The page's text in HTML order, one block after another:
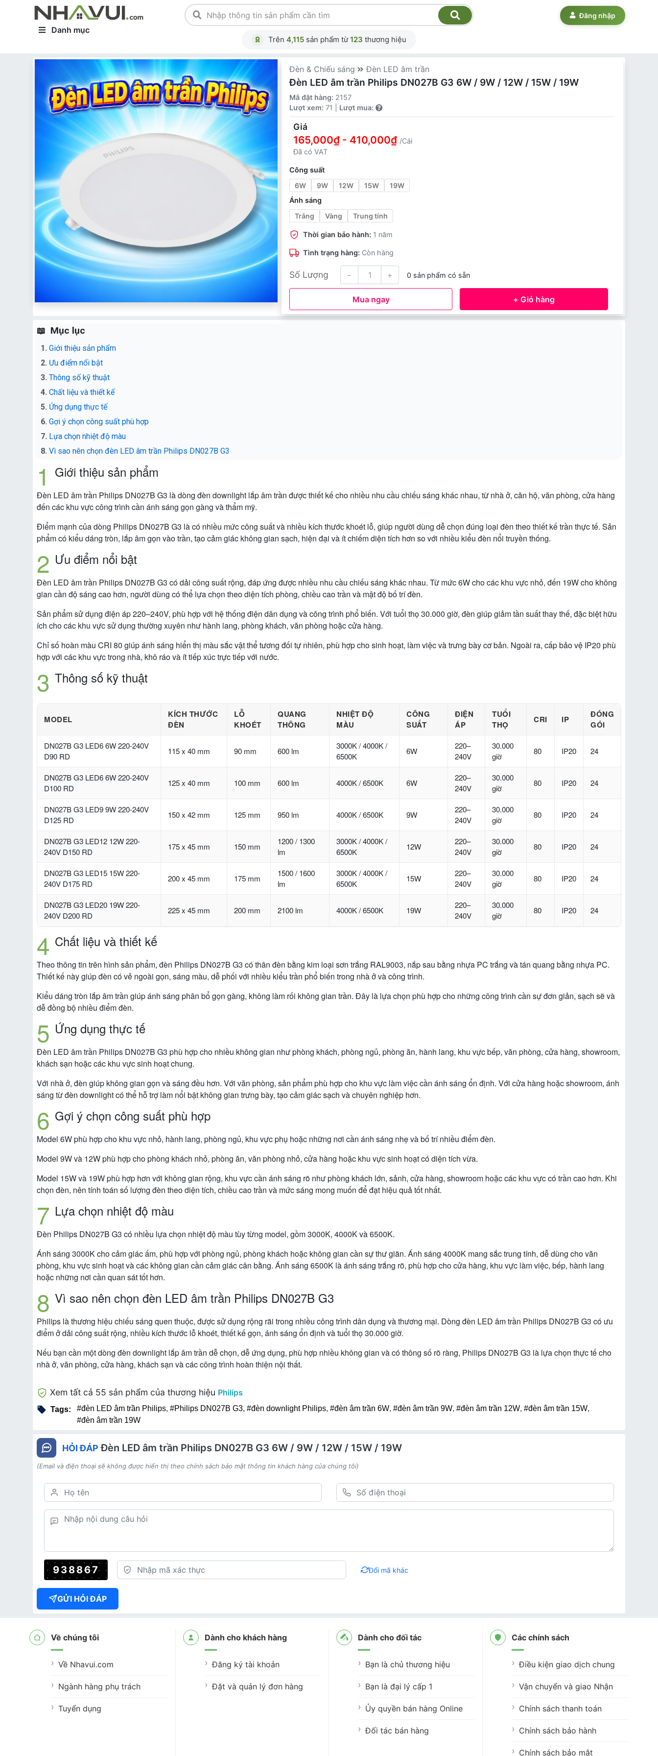
Danh mục
Trên 4,115 sản phẩm từ123 thương hiệu
Đăng nhập
Đèn & Chiếu sáng Đèn LED âm trần
Đèn LED âm trần Philips DN027B G3 6W / 9W / 12W / 15W / 19W
Mã đặt hàng: 2157
Lượt xem: 71 | Lượt mua:
Giá
165,000₫ - 410,000₫ /Cái
Đã có VAT
Công suất
6W
9W 12W 15W
19W
Ánh sáng
Trắng
Vàng Trung tính
Thời gian bảo hành: 1 năm
Tình trạng hàng: Còn hàng
Số Lượng − + 0 sản phẩm có sẵn
Mua ngay + Giỏ hàng
Mục lục
Giới thiệu sản phẩm
Ưu điểm nổi bật
Thông số kỹ thuật
Chất liệu và thiết kế
Ứng dụng thực tế
Gợi ý chọn công suất phù hợp
Lựa chọn nhiệt độ màu
Vì sao nên chọn đèn LED âm trần Philips DN027B G3
Giới thiệu sản phẩm
Đèn LED âm trần Philips DN027B G3 là dòng đèn downlight lắp âm trần được thiết kế cho nhiều nhu cầu chiếu sáng khác nhau, từ nhà ở, căn hộ, văn phòng, cửa hàng
đến các khu vực công trình cần ánh sáng gọn gàng và thẩm mỹ.
Điểm mạnh của dòng Philips DN027B G3 là có nhiều mức công suất và nhiều kích thước khoét lỗ, giúp người dùng dễ chọn đúng loại đèn theo thiết kế trần thực tế. Sản
phẩm có kiểu dáng tròn, lắp âm gọn vào trần, tạo cảm giác không gian sạch, hiện đại và ít chiếm diện tích hơn so với nhiều kiểu đèn nổi truyền thống.
Ưu điểm nổi bật
Đèn LED âm trần Philips DN027B G3 có dải công suất rộng, đáp ứng được nhiều nhu cầu chiếu sáng khác nhau. Từ mức 6W cho các khu vực nhỏ, đến 19W cho không
gian cần độ sáng cao hơn, người dùng có thể lựa chọn theo diện tích phòng, chiều cao trần và mật độ bố trí đèn.
Sản phẩm sử dụng điện áp 220–240V, phù hợp với hệ thống điện dân dụng và công trình phổ biến. Với tuổi thọ 30.000 giờ, đèn giúp giảm tần suất thay thế, đặc biệt hữu
ích cho các khu vực sử dụng thường xuyên như hành lang, phòng khách, văn phòng hoặc cửa hàng.
Chỉ số hoàn màu CRI 80 giúp ánh sáng hiển thị màu sắc vật thể tương đối tự nhiên, phù hợp cho sinh hoạt, làm việc và trưng bày cơ bản. Ngoài ra, cấp bảo vệ IP20 phù
hợp với các khu vực trong nhà, khô ráo và ít tiếp xúc trực tiếp với nước.
Thông số kỹ thuật
MODEL
KÍCH THƯỚC
ĐÈN
LỖ
KHOÉT
QUANG
THÔNG
NHIỆT ĐỘ
MÀU
CÔNG
SUẤT
ĐIỆN
ÁP
TUỔI
THỌ
CRI IP
ĐÓNG
GÓI
DN027B G3 LED6 6W 220-240V
D90 RD
115 x 40 mm 90 mm 600 lm
3000K / 4000K /
6500K
6W
220–
240V
30.000
giờ
80 IP20 24
DN027B G3 LED6 6W 220-240V
D100 RD
125 x 40 mm 100 mm 600 lm 4000K / 6500K 6W
220–
240V
30.000
giờ
80 IP20 24
DN027B G3 LED9 9W 220-240V
D125 RD
150 x 42 mm 125 mm 950 lm 4000K / 6500K 9W
220–
240V
30.000
giờ
80 IP20 24
DN027B G3 LED12 12W 220-
240V D150 RD
175 x 45 mm 150 mm
1200 / 1300
lm
3000K / 4000K /
6500K
12W
220–
240V
30.000
giờ
80 IP20 24
DN027B G3 LED15 15W 220-
240V D175 RD
200 x 45 mm 175 mm
1500 / 1600
lm
3000K / 4000K /
6500K
15W
220–
240V
30.000
giờ
80 IP20 24
DN027B G3 LED20 19W 220-
240V D200 RD
225 x 45 mm 200 mm 2100 lm 4000K / 6500K 19W
220–
240V
30.000
giờ
80 IP20 24
Chất liệu và thiết kế
Theo thông tin trên hình sản phẩm, đèn Philips DN027B G3 có thân đèn bằng kim loại sơn trắng RAL9003, nắp sau bằng nhựa PC trắng và tán quang bằng nhựa PC.
Thiết kế này giúp đèn có vẻ ngoài gọn, sáng màu, dễ phối với nhiều kiểu trần phổ biến trong nhà ở và công trình.
Kiểu dáng tròn lắp âm trần giúp ánh sáng phân bổ gọn gàng, không làm rối không gian trần. Đây là lựa chọn phù hợp cho những công trình cần sự đơn giản, sạch sẽ và
dễ đồng bộ nhiều điểm đèn.
Ứng dụng thực tế
Đèn LED âm trần Philips DN027B G3 phù hợp cho nhiều không gian như phòng khách, phòng ngủ, phòng ăn, hành lang, khu vực bếp, văn phòng, cửa hàng, showroom,
khách sạn hoặc các khu vực sinh hoạt chung.
Với nhà ở, đèn giúp không gian gọn và sáng đều hơn. Với văn phòng, sản phẩm phù hợp cho khu vực làm việc cần ánh sáng ổn định. Với cửa hàng hoặc showroom, ánh
sáng từ đèn downlight có thể hỗ trợ làm nổi bật không gian trưng bày, tạo cảm giác sạch và chuyên nghiệp hơn.
Gợi ý chọn công suất phù hợp
Model 6W phù hợp cho khu vực nhỏ, hành lang, phòng ngủ, khu vực phụ hoặc những nơi cần ánh sáng nhẹ và bố trí nhiều điểm đèn.
Model 9W và 12W phù hợp cho phòng khách nhỏ, phòng ăn, văn phòng nhỏ, cửa hàng hoặc khu vực sinh hoạt có diện tích vừa.
Model 15W và 19W phù hợp hơn với không gian rộng, khu vực cần ánh sáng rõ như phòng khách lớn, sảnh, cửa hàng, showroom hoặc các khu vực có trần cao hơn. Khi
chọn đèn, nên tính toán số lượng đèn theo diện tích, chiều cao trần và mức sáng mong muốn để đạt hiệu quả tốt nhất.
Lựa chọn nhiệt độ màu
Đèn Philips DN027B G3 có nhiều lựa chọn nhiệt độ màu tùy từng model, gồm 3000K, 4000K và 6500K.
Ánh sáng 3000K cho cảm giác ấm, phù hợp với phòng ngủ, phòng khách hoặc không gian cần sự thư giãn. Ánh sáng 4000K mang sắc trung tính, dễ dùng cho văn
phòng, khu vực sinh hoạt và các không gian cần cảm giác cân bằng. Ánh sáng 6500K là ánh sáng trắng rõ, phù hợp cho cửa hàng, khu vực làm việc, bếp, hành lang
hoặc những nơi cần quan sát tốt hơn.
Vì sao nên chọn đèn LED âm trần Philips DN027B G3
Philips là thương hiệu chiếu sáng quen thuộc, được sử dụng rộng rãi trong nhiều công trình dân dụng và thương mại. Dòng đèn LED âm trần Philips DN027B G3 có ưu
điểm ở dải công suất rộng, nhiều kích thước lỗ khoét, thiết kế gọn, ánh sáng ổn định và tuổi thọ 30.000 giờ.
Nếu bạn cần một dòng đèn downlight lắp âm trần dễ chọn, dễ ứng dụng, phù hợp nhiều không gian và có thông số rõ ràng, Philips DN027B G3 là lựa chọn thực tế cho
nhà ở, văn phòng, cửa hàng, khách sạn và các công trình hoàn thiện nội thất.
Xem tất cả 55 sản phẩm của thương hiệu Philips
Tags: #đèn LED âm trần Philips, #Philips DN027B G3, #đèn downlight Philips, #đèn âm trần 6W, #đèn âm trần 9W, #đèn âm trần 12W, #đèn âm trần 15W,
#đèn âm trần 19W
HỎI ĐÁP Đèn LED âm trần Philips DN027B G3 6W / 9W / 12W / 15W / 19W
(Email và điện thoại sẽ không được hiển thị theo chính sách bảo mật thông tin khách hàng của chúng tôi)
938867 Đổi mã khác
GỬI HỎI ĐÁP
Về chúng tôi
Về Nhavui.com
Ngành hàng phụ trách
Tuyển dụng
Dành cho khách hàng
Đăng ký tài khoản
Đặt và quản lý đơn hàng
Dành cho đối tác
Bạn là chủ thương hiệu
Bạn là đại lý cấp 1
Ủy quyền bán hàng Online
Đối tác bán hàng
Các chính sách
Điều kiện giao dịch chung
Vận chuyển và giao Nhận
Chính sách thanh toán
Chính sách bảo hành
Chính sách bảo mật